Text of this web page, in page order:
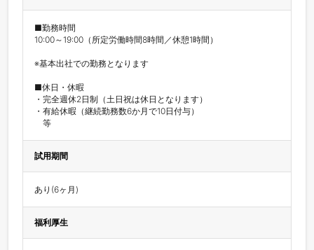
■勤務時間
10:00～19:00（所定労働時間8時間／休憩1時間）
※基本出社での勤務となります
■休日・休暇
・完全週休2日制（土日祝は休日となります）
・有給休暇（継続勤務数6か月で10日付与）
試用期間
あり(6ヶ月)
福利厚生